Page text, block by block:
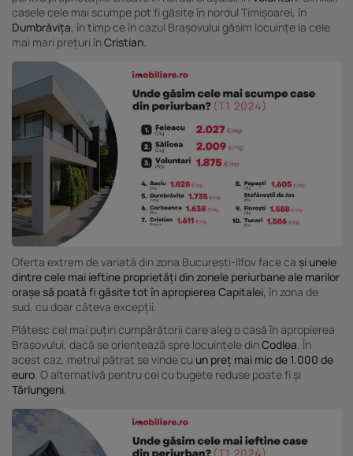
casele cele mai scumpe pot fi găsite în nordul Timișoarei, în
Dumbrăvița, în timp ce în cazul Brașovului găsim locuințe la cele
mai mari prețuri înCristian.
Oferta extrem de variată din zona București-Ilfov face ca și unele
dintre cele mai ieftine proprietăți din zonele periurbane ale marilor
orașe să poată fi găsite tot în apropierea Capitalei, în zona de
sud, cu doar câteva excepții.
Plătesc cel mai puțin cumpărătorii care aleg o casă în apropierea
Brașovului, dacă se orientează spre locuințele dinCodlea. În
acest caz, metrul pătrat se vinde cu un preț mai mic de 1.000 de
euro. O alternativă pentru cei cu bugete reduse poate fi și
Tărlungeni.
Listă parteneri (furnizori)